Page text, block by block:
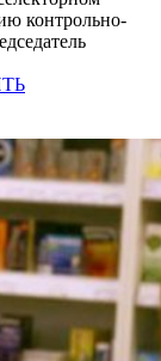
контрольно-